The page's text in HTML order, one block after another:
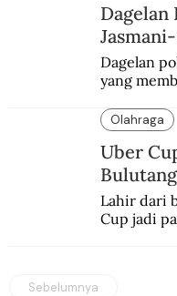
Dagelan
Dagelan
yang
Olahraga
Uber
Lahir dari
Cup jadi
Sebelumnya